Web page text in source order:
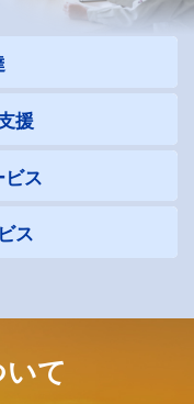
援
ビス
ス
て